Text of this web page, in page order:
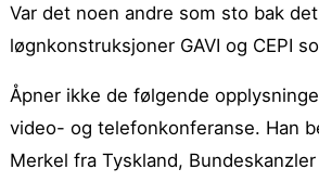
Var det noen andre som sto bak
løgnkonstruksjoner GAVI og CEPI
Åpner ikke de følgende
video- og telefonkonferanse. Han
Merkel fra Tyskland,